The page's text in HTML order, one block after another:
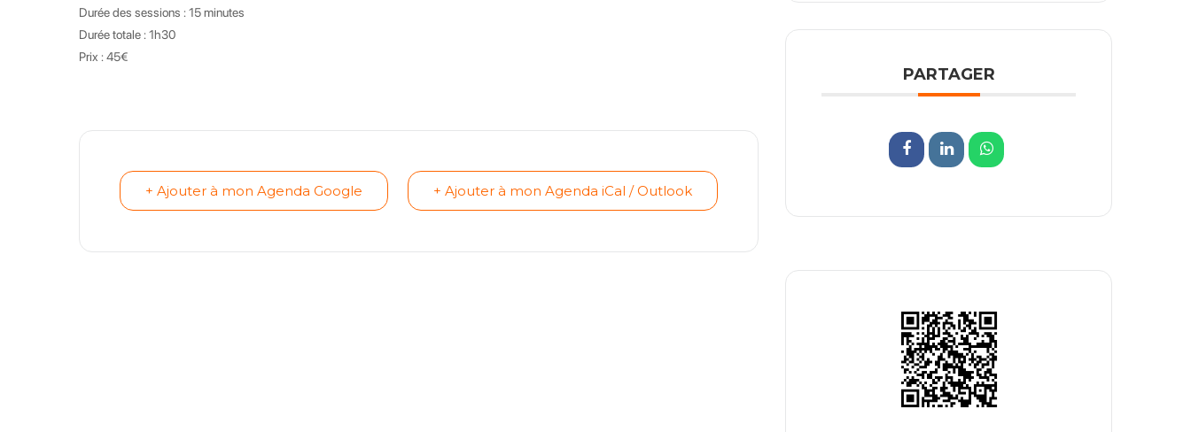
Durée des sessions : 15 minutes
Durée totale : 1h30
Prix : 45€
+ Ajouter à mon Agenda Google + Ajouter à mon Agenda iCal / Outlook
PARTAGER